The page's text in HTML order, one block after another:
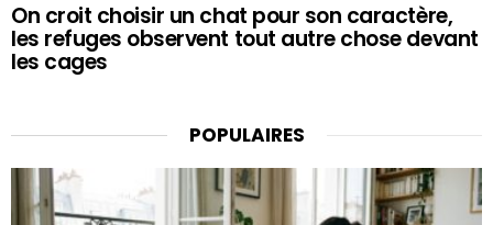
On croit choisir un chat pour son caractère,
les refuges observent tout autre chose devant
les cages
POPULAIRES